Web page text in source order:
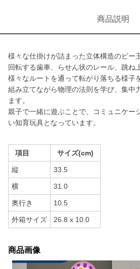
商品説明
様々な仕掛けが詰まった立体構造のビー
回転する歯車、らせん状のレール、跳ね
様々なルートを通って転がり落ちる様子
組み立てながら物理の法則を学び、集中
ます。
親子で一緒に遊ぶことで、コミュニケー
い知育玩具となっています。
項目 サイズ(cm)
縦 33.5
横 31.0
奥行き 10.5
外箱サイズ 26.8 x 10.0
商品画像